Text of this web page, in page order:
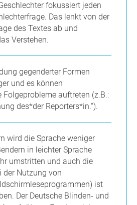
fokussiert jeden
Das lenkt von der
des Textes ab und
Verstehen.
gegenderter Formen
und es können
auftreten (z.B.:
des*der Reporters*in.“).
wird die Sprache weniger
in leichter Sprache
umstritten und auch die
der Nutzung von
ist
Der Deutsche Blinden- und